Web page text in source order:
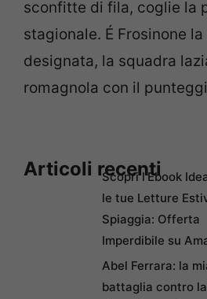
sconfitte di fila, coglie la
stagionale. É Frosinone
designata, la squadra
romagnola con il
Articoli recenti
Scopri l’Ebook
le tue Letture
Spiaggia: Offerta
Imperdibile su
Abel Ferrara: la
battaglia contro la